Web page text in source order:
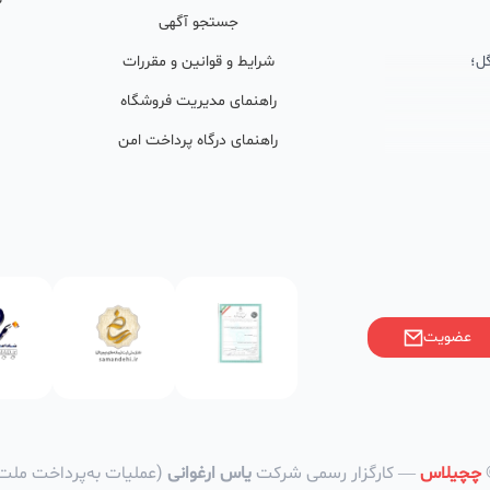
گرفته‌اند.
صاحبین کسب‌وکارها با
ایران
جستجو آگهی
شرایط و قوانین و مقررات
راهنمای مدیریت فروشگاه
راهنمای درگاه پرداخت امن
عضویت
چچیلاس— کارگزار رسمی شرکت یاس ارغوانی (عملیات به‌پرداخت